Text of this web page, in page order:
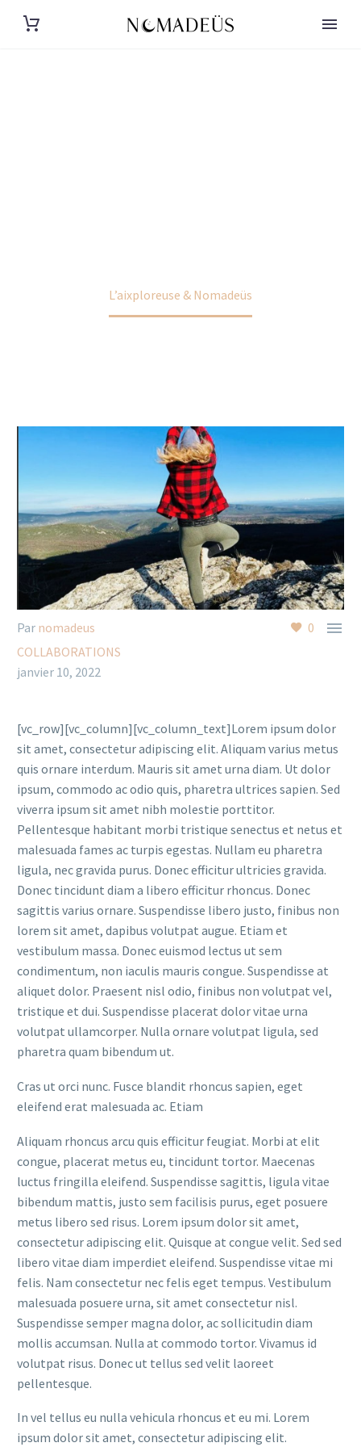
L’aixploreuse & Nomadeüs
0 
Par nomadeus
COLLABORATIONS
janvier 10, 2022
[vc_row][vc_column][vc_column_text]Lorem ipsum dolor
sit amet, consectetur adipiscing elit. Aliquam varius metus
quis ornare interdum. Mauris sit amet urna diam. Ut dolor
ipsum, commodo ac odio quis, pharetra ultrices sapien. Sed
viverra ipsum sit amet nibh molestie porttitor.
Pellentesque habitant morbi tristique senectus et netus et
malesuada fames ac turpis egestas. Nullam eu pharetra
ligula, nec gravida purus. Donec efficitur ultricies gravida.
Donec tincidunt diam a libero efficitur rhoncus. Donec
sagittis varius ornare. Suspendisse libero justo, finibus non
lorem sit amet, dapibus volutpat augue. Etiam et
vestibulum massa. Donec euismod lectus ut sem
condimentum, non iaculis mauris congue. Suspendisse at
aliquet dolor. Praesent nisl odio, finibus non volutpat vel,
tristique et dui. Suspendisse placerat dolor vitae urna
volutpat ullamcorper. Nulla ornare volutpat ligula, sed
pharetra quam bibendum ut.
Cras ut orci nunc. Fusce blandit rhoncus sapien, eget
eleifend erat malesuada ac. Etiam
Aliquam rhoncus arcu quis efficitur feugiat. Morbi at elit
congue, placerat metus eu, tincidunt tortor. Maecenas
luctus fringilla eleifend. Suspendisse sagittis, ligula vitae
bibendum mattis, justo sem facilisis purus, eget posuere
metus libero sed risus. Lorem ipsum dolor sit amet,
consectetur adipiscing elit. Quisque at congue velit. Sed sed
libero vitae diam imperdiet eleifend. Suspendisse vitae mi
felis. Nam consectetur nec felis eget tempus. Vestibulum
malesuada posuere urna, sit amet consectetur nisl.
Suspendisse semper magna dolor, ac sollicitudin diam
mollis accumsan. Nulla at commodo tortor. Vivamus id
volutpat risus. Donec ut tellus sed velit laoreet
pellentesque.
In vel tellus eu nulla vehicula rhoncus et eu mi. Lorem
ipsum dolor sit amet, consectetur adipiscing elit.